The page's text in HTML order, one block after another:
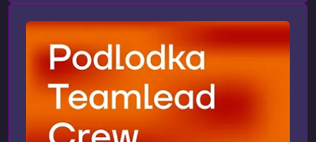
условиях.О чём этот сезонЮбилейный сезон
сфокусирован на ключевых проблемах, с
которыми сталкивается каждый руководитель
команды. Материалы курса дают не только
теоретическую базу, но и инс